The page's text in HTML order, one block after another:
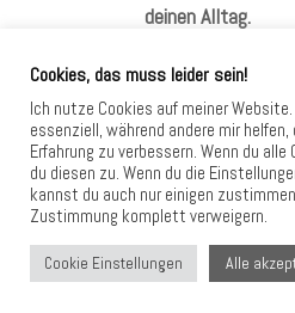
deinen Alltag.
HIER FINDEST
Cookies, das muss leider sein!
Ich nutze Cookies auf meiner
essenziell, während andere mir
Erfahrung zu verbessern. Wenn du
du diesen zu. Wenn du die
kannst du auch nur einigen
Zustimmung komplett verweigern.
Cookie Einstellungen Alle